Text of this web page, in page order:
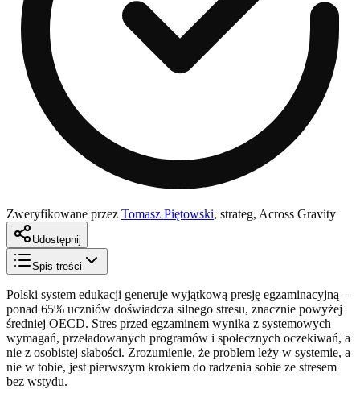
Zweryfikowane przez Tomasz Piętowski, strateg, Across Gravity
Udostępnij
Spis treści
Polski system edukacji generuje wyjątkową presję egzaminacyjną –
ponad 65% uczniów doświadcza silnego stresu, znacznie powyżej
średniej OECD. Stres przed egzaminem wynika z systemowych
wymagań, przeładowanych programów i społecznych oczekiwań, a
nie z osobistej słabości. Zrozumienie, że problem leży w systemie, a
nie w tobie, jest pierwszym krokiem do radzenia sobie ze stresem
bez wstydu.